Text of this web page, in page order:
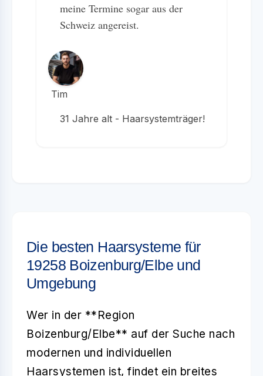
meine Termine sogar aus der
Schweiz angereist.
Tim
31 Jahre alt - Haarsystemträger!
Die besten Haarsysteme für
19258 Boizenburg/Elbe und
Umgebung
Wer in der **Region
Boizenburg/Elbe** auf der Suche nach
modernen und individuellen
Haarsystemen ist, findet ein breites